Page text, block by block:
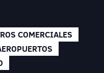
COMERCIALES